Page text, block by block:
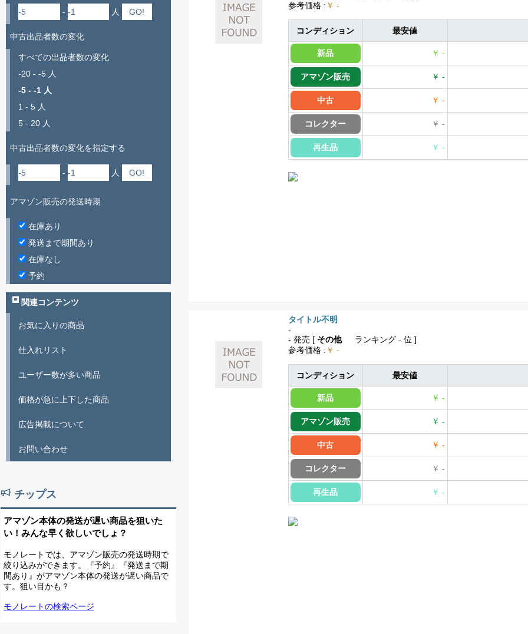
参考価格 : ￥ -
コンディション 最安値
新品 ￥ -
アマゾン販売 ￥ -
中古 ￥ -
コレクター ￥ -
再生品 ￥ -
タイトル不明
-
- 発売 [ その他 ランキング - 位 ]
参考価格 : ￥ -
コンディション 最安値
新品 ￥ -
アマゾン販売 ￥ -
中古 ￥ -
コレクター ￥ -
再生品 ￥ -
- 人
中古出品者数の変化
すべての出品者数の変化
-20 - -5 人
-5 - -1 人
1 - 5 人
5 - 20 人
中古出品者数の変化を指定する
- 人
アマゾン販売の発送時期
在庫あり
発送まで期間あり
在庫なし
予約
関連コンテンツ
お気に入りの商品
仕入れリスト
ユーザー数が多い商品
価格が急に上下した商品
広告掲載について
お問い合わせ
チップス
アマゾン本体の発送が遅い商品を狙いた
い！みんな早く欲しいでしょ？
モノレートでは、アマゾン販売の発送時期で
絞り込みができます。『予約』『発送まで期
間あり』がアマゾン本体の発送が遅い商品で
す。狙い目かも？
モノレートの検索ページ